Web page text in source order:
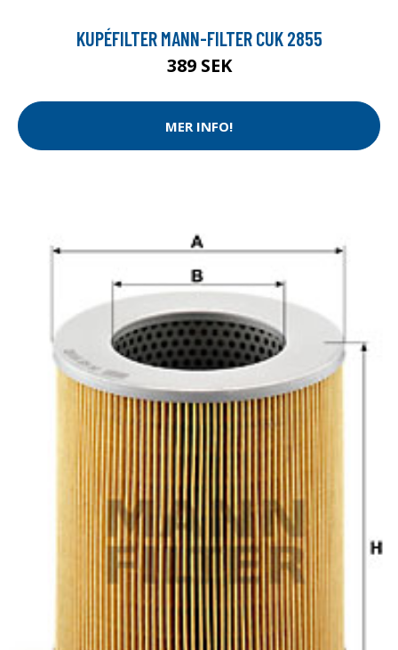
KUPÉFILTER MANN-FILTER CUK 2855
389 SEK
MER INFO!